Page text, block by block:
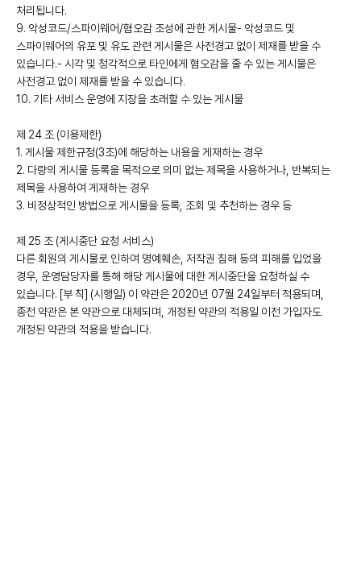
처리됩니다.
9. 악성코드/스파이웨어/혐오감 조성에 관한 게시물- 악성코드 및
스파이웨어의 유포 및 유도 관련 게시물은 사전경고 없이 제재를 받을 수
있습니다.- 시각 및 청각적으로 타인에게 혐오감을 줄 수 있는 게시물은
사전경고 없이 제재를 받을 수 있습니다.
10. 기타 서비스 운영에 지장을 초래할 수 있는 게시물
제 24 조 (이용제한)
1. 게시물 제한규정(3조)에 해당하는 내용을 게재하는 경우
2. 다량의 게시물 등록을 목적으로 의미 없는 제목을 사용하거나, 반복되는
제목을 사용하여 게재하는 경우
3. 비정상적인 방법으로 게시물을 등록, 조회 및 추천하는 경우 등
제 25 조 (게시중단 요청 서비스)
다른 회원의 게시물로 인하여 명예훼손, 저작권 침해 등의 피해를 입었을
경우, 운영담당자를 통해 해당 게시물에 대한 게시중단을 요청하실 수
있습니다. [부 칙] (시행일) 이 약관은 2020년 07월 24일부터 적용되며,
종전 약관은 본 약관으로 대체되며, 개정된 약관의 적용일 이전 가입자도
개정된 약관의 적용을 받습니다.